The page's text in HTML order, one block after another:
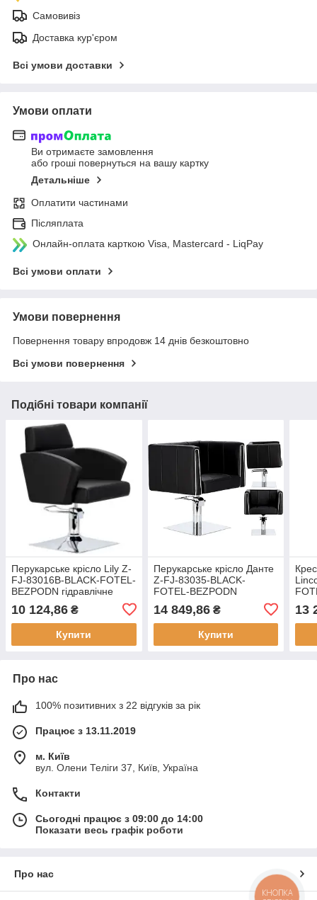
Самовивіз
Доставка кур'єром
Всі умови доставки
Умови оплати
Ви отримаєте замовлення
або гроші повернуться на вашу картку
Детальніше
Оплатити частинами
Післяплата
Онлайн-оплата карткою Visa, Mastercard - LiqPay
Всі умови оплати
Умови повернення
Повернення товару впродовж 14 днів безкоштовно
Всі умови повернення
Подібні товари компанії
Перукарське крісло Lily Z-
FJ-83016B-BLACK-FOTEL-
BEZPODN гідравлічне
10 124,86 ₴
Купити
Перукарське крісло Данте
Z-FJ-83035-BLACK-
FOTEL-BEZPODN
14 849,86₴
Купити
13
Про нас
100% позитивних з 22 відгуків за рік
Працює з 13.11.2019
м. Київ
вул. Олени Теліги 37, Київ, Україна
Контакти
Сьогодні працює з 09:00 до 14:00
Показати весь графік роботи
Про нас
КНОПКА